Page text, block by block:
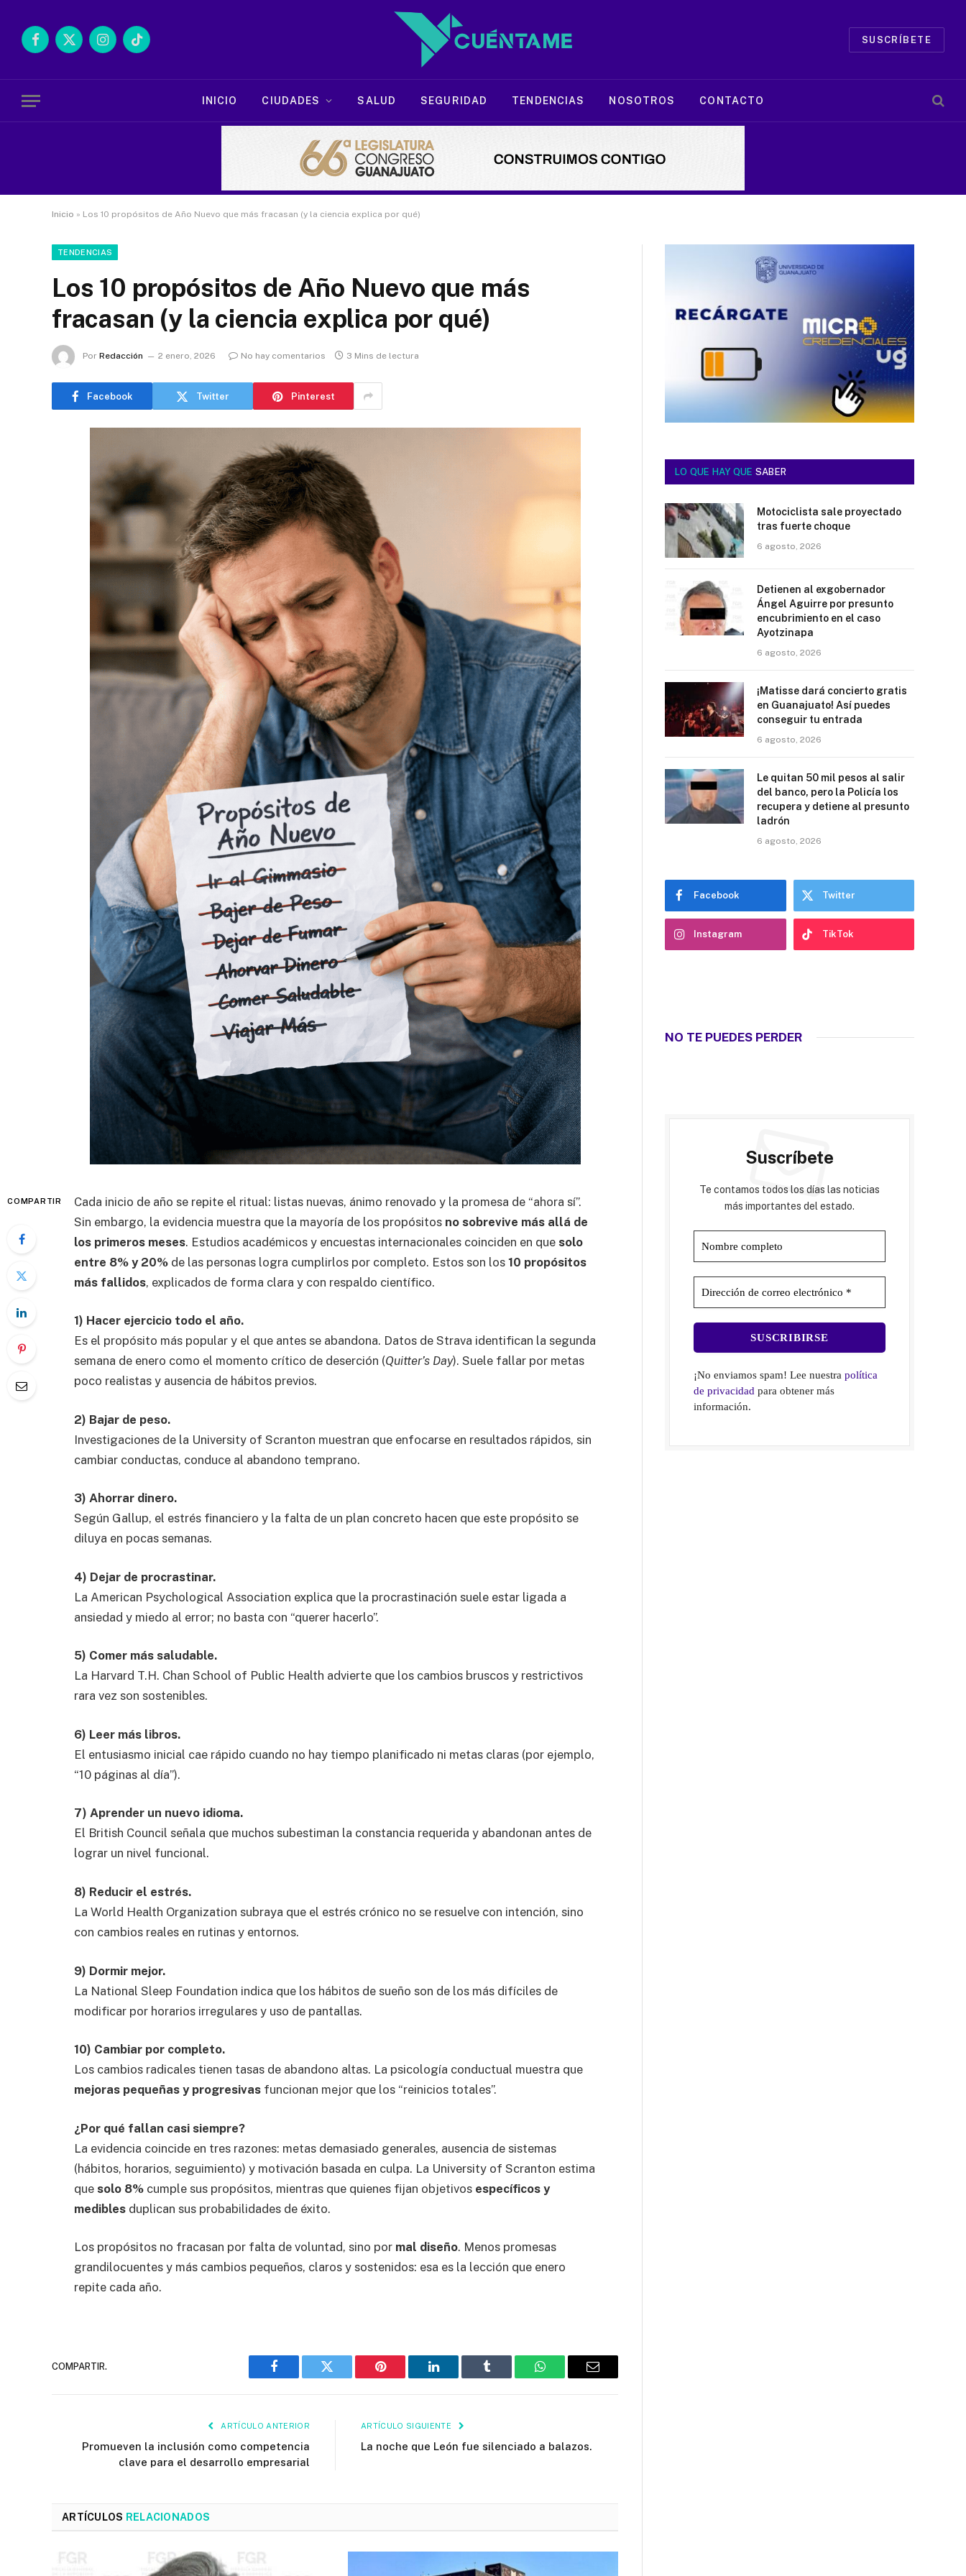
Facebook
X
InstagramTikTok
SUSCRÍBETE
INICIO CIUDADES SALUD SEGURIDAD TENDENCIAS NOSOTROS CONTACTO
Inicio » Los 10 propósitos de Año Nuevo que más fracasan (y la ciencia explica por qué)
TENDENCIAS
Los 10 propósitos de Año Nuevo que más
fracasan (y la ciencia explica por qué)
Por Redacción 2 enero, 2026 No hay comentarios 3 Mins de lectura
Facebook Twitter Pinterest
COMPARTIR
Cada inicio de año se repite el ritual: listas nuevas, ánimo renovado y la promesa de “ahora sí”.
Sin embargo, la evidencia muestra que la mayoría de los propósitos no sobrevive más allá de
los primeros meses. Estudios académicos y encuestas internacionales coinciden en que solo
entre 8% y 20% de las personas logra cumplirlos por completo. Estos son los 10 propósitos
más fallidos, explicados de forma clara y con respaldo científico.
1) Hacer ejercicio todo el año.
Es el propósito más popular y el que antes se abandona. Datos de Strava identifican la segunda
semana de enero como el momento crítico de deserción (Quitter’s Day). Suele fallar por metas
poco realistas y ausencia de hábitos previos.
2) Bajar de peso.
Investigaciones de la University of Scranton muestran que enfocarse en resultados rápidos, sin
cambiar conductas, conduce al abandono temprano.
3) Ahorrar dinero.
Según Gallup, el estrés financiero y la falta de un plan concreto hacen que este propósito se
diluya en pocas semanas.
4) Dejar de procrastinar.
La American Psychological Association explica que la procrastinación suele estar ligada a
ansiedad y miedo al error; no basta con “querer hacerlo”.
5) Comer más saludable.
La Harvard T.H. Chan School of Public Health advierte que los cambios bruscos y restrictivos
rara vez son sostenibles.
6) Leer más libros.
El entusiasmo inicial cae rápido cuando no hay tiempo planificado ni metas claras (por ejemplo,
“10 páginas al día”).
7) Aprender un nuevo idioma.
El British Council señala que muchos subestiman la constancia requerida y abandonan antes de
lograr un nivel funcional.
8) Reducir el estrés.
La World Health Organization subraya que el estrés crónico no se resuelve con intención, sino
con cambios reales en rutinas y entornos.
9) Dormir mejor.
La National Sleep Foundation indica que los hábitos de sueño son de los más difíciles de
modificar por horarios irregulares y uso de pantallas.
10) Cambiar por completo.
Los cambios radicales tienen tasas de abandono altas. La psicología conductual muestra que
mejoras pequeñas y progresivas funcionan mejor que los “reinicios totales”.
¿Por qué fallan casi siempre?
La evidencia coincide en tres razones: metas demasiado generales, ausencia de sistemas
(hábitos, horarios, seguimiento) y motivación basada en culpa. La University of Scranton estima
que solo 8% cumple sus propósitos, mientras que quienes fijan objetivos específicos y
medibles duplican sus probabilidades de éxito.
Los propósitos no fracasan por falta de voluntad, sino por mal diseño. Menos promesas
grandilocuentes y más cambios pequeños, claros y sostenidos: esa es la lección que enero
repite cada año.
COMPARTIR.
Facebook Twitter Pinterest LinkedIn Tumblr WhatsAppEmail
ARTÍCULO ANTERIOR
Promueven la inclusión como competencia
clave para el desarrollo empresarial
ARTÍCULO SIGUIENTE
La noche que León fue silenciado a balazos.
ARTÍCULOS RELACIONADOS
LO QUE HAY QUE SABER
Motociclista sale proyectado
tras fuerte choque
6 agosto, 2026
Detienen al exgobernador
Ángel Aguirre por presunto
encubrimiento en el caso
Ayotzinapa
6 agosto, 2026
¡Matisse dará concierto gratis
en Guanajuato! Así puedes
conseguir tu entrada
6 agosto, 2026
Le quitan 50 mil pesos al salir
del banco, pero la Policía los
recupera y detiene al presunto
ladrón
6 agosto, 2026
Facebook Twitter
Instagram TikTok
NO TE PUEDES PERDER
Suscríbete
Te contamos todos los días las noticias
más importantes del estado.
¡No enviamos spam! Lee nuestrapolítica
de privacidad para obtener más
información.